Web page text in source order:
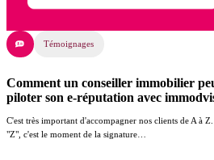
Témoignages
Comment un conseiller immobilier
piloter son e-réputation avec
C'est très important d'accompagner nos clients de A à
"Z", c'est le moment de la signature…